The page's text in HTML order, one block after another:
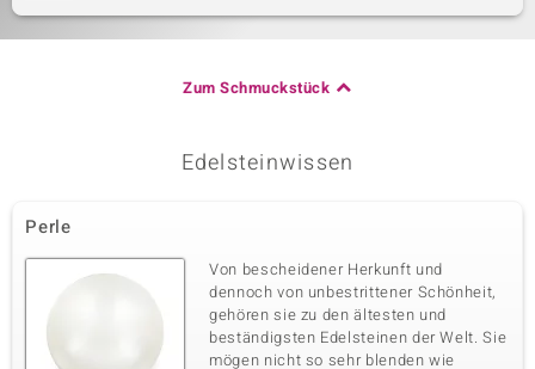
Zum Schmuckstück
Edelsteinwissen
Perle
Von bescheidener Herkunft und
dennoch von unbestrittener Schönheit,
gehören sie zu den ältesten und
beständigsten Edelsteinen der Welt. Sie
mögen nicht so sehr blenden wie